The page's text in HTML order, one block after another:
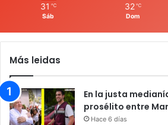
31 ℃
Sáb
32 ℃
Dom
Más leidas
En la justa
prosélito entre
Hace 6 días